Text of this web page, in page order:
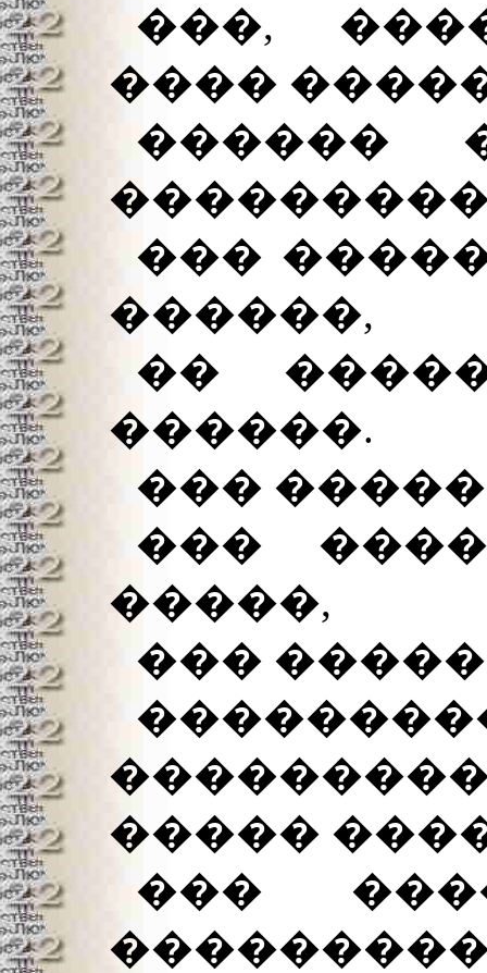
���,
����
������
���
������,
��
������.
���
���
�����,
���
�����
���